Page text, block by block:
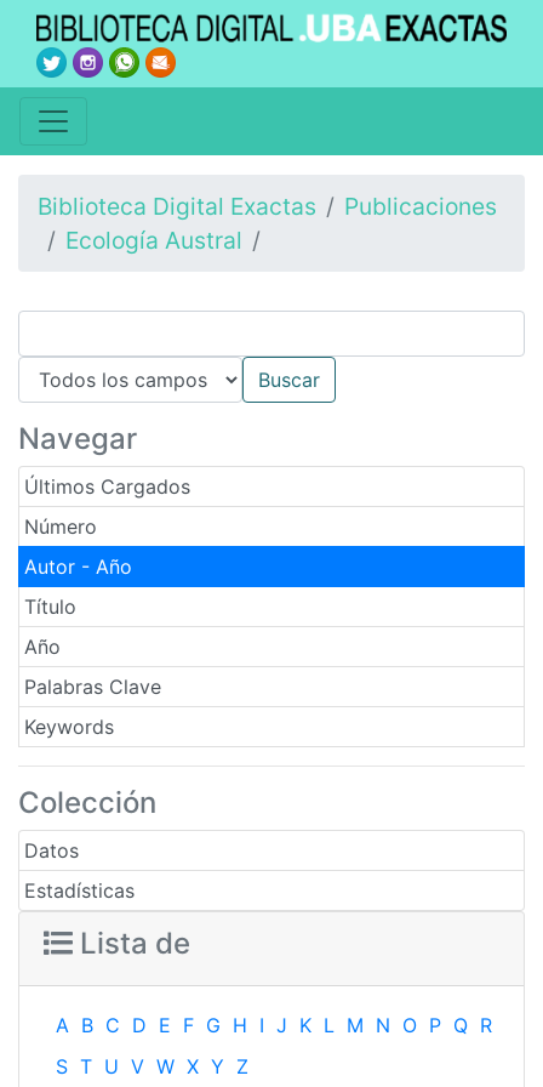
Biblioteca Digital Exactas
Publicaciones
Ecología Austral
Navegar
Últimos Cargados
Número
Autor - Año
Título
Año
Palabras Clave
Keywords
Colección
Datos
Estadísticas
Lista de
A B C D E F G H I J K L M N O P Q R
S T U V W X Y Z